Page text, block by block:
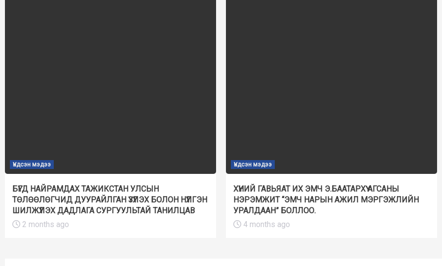
Үндсэн мэдээ
БҮГД НАЙРАМДАХ ТАЖИКСТАН УЛСЫН
ТӨЛӨӨЛӨГЧИД ДУУРАЙЛГАН ҮЗҮҮЛЭХ БОЛОН НҮҮЛГЭН
ШИЛЖҮҮЛЭХ ДАДЛАГА СУРГУУЛЬТАЙ ТАНИЛЦАВ
2 months ago
Үндсэн мэдээ
ХҮНИЙ ГАВЬЯАТ ИХ ЭМЧ Э.БААТАРХҮҮ АГСАНЫ
НЭРЭМЖИТ “ЭМЧ НАРЫН АЖИЛ МЭРГЭЖЛИЙН
УРАЛДААН” БОЛЛОО.
4 months ago